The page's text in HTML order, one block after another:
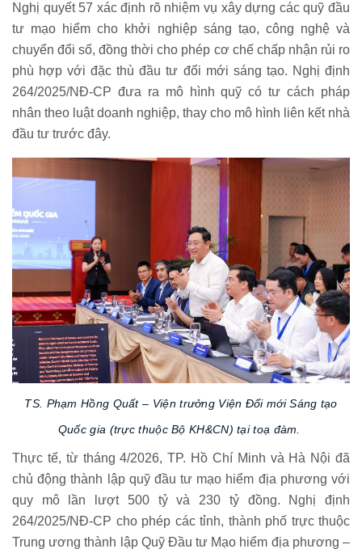
Nghị quyết 57 xác định rõ nhiệm vụ xây dựng các quỹ đầu
tư mạo hiểm cho khởi nghiệp sáng tạo, công nghệ và
chuyển đổi số, đồng thời cho phép cơ chế chấp nhận rủi ro
phù hợp với đặc thù đầu tư đổi mới sáng tạo. Nghị định
264/2025/NĐ-CP đưa ra mô hình quỹ có tư cách pháp
nhân theo luật doanh nghiệp, thay cho mô hình liên kết nhà
đầu tư trước đây.
TS. Phạm Hồng Quất – Viện trưởng Viện Đổi mới Sáng tạo
Quốc gia (trực thuộc Bộ KH&CN) tại toạ đàm.
Thực tế, từ tháng 4/2026, TP. Hồ Chí Minh và Hà Nội đã
chủ động thành lập quỹ đầu tư mạo hiểm địa phương với
quy mô lần lượt 500 tỷ và 230 tỷ đồng. Nghị định
264/2025/NĐ-CP cho phép các tỉnh, thành phố trực thuộc
Trung ương thành lập Quỹ Đầu tư Mạo hiểm địa phương –